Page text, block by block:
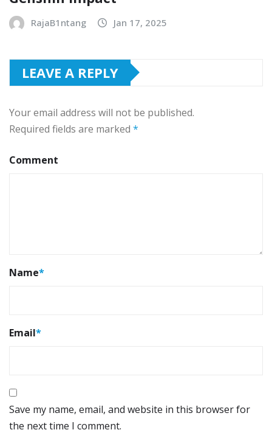
RajaB1ntang Jan 17, 2025
LEAVE A REPLY
Your email address will not be published.
Required fields are marked *
Comment
Name*
Email*
Save my name, email, and website in this browser for
the next time I comment.